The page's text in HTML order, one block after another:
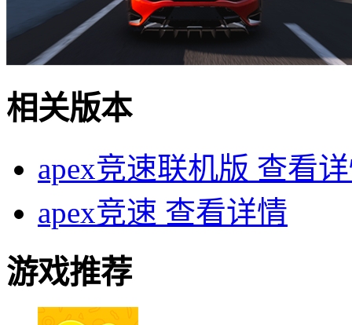
相关版本
apex竞速联机版 查看
apex竞速 查看详情
游戏推荐